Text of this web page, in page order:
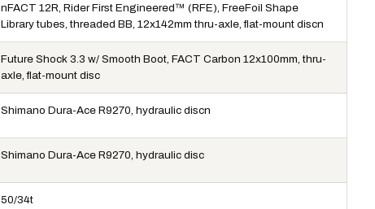
nFACT 12R, Rider First Engineered™ (RFE), FreeFoil Shape
Library tubes, threaded BB, 12x142mm thru-axle, flat-mount discn
Future Shock 3.3 w/ Smooth Boot, FACT Carbon 12x100mm, thru-
axle, flat-mount disc
Shimano Dura-Ace R9270, hydraulic discn
Shimano Dura-Ace R9270, hydraulic disc
50/34t